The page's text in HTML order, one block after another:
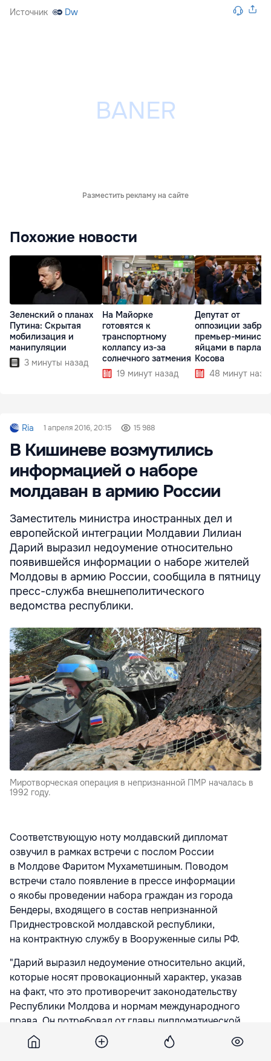
Источник Dw
Разместить рекламу на сайте
Похожие новости
Зеленский о планах
Путина: Скрытая
мобилизация и
манипуляции
3 минуты назад
На Майорке
готовятся к
транспортному
коллапсу из-за
солнечного затмения
19 минут назад
Депутат от
оппозиции
премьер-
яйцами в
Косова
48 минут
Ria 1 апреля 2016, 20:15 15 988
В Кишиневе возмутились
информацией о наборе
молдаван в армию России
Заместитель министра иностранных дел и
европейской интеграции Молдавии Лилиан
Дарий выразил недоумение относительно
появившейся информации о наборе жителей
Молдовы в армию России, сообщила в пятницу
пресс-служба внешнеполитического
ведомства республики.
Миротворческая операция в непризнанной ПМР началась в
1992 году.
Соответствующую ноту молдавский дипломат
озвучил в рамках встречи с послом России
в Молдове Фаритом Мухаметшиным. Поводом
встречи стало появление в прессе информации
о якобы проведении набора граждан из города
Бендеры, входящего в состав непризнанной
Приднестровской молдавской республики,
на контрактную службу в Вооруженные силы РФ.
"Дарий выразил недоумение относительно акций,
которые носят провокационный характер, указав
на факт, что это противоречит законодательству
Республики Молдова и нормам международного
права. Он потребовал от главы дипломатической
миссии Российской Федерации вмешаться в эту
ситуацию, чтобы содействовать прекращению таких